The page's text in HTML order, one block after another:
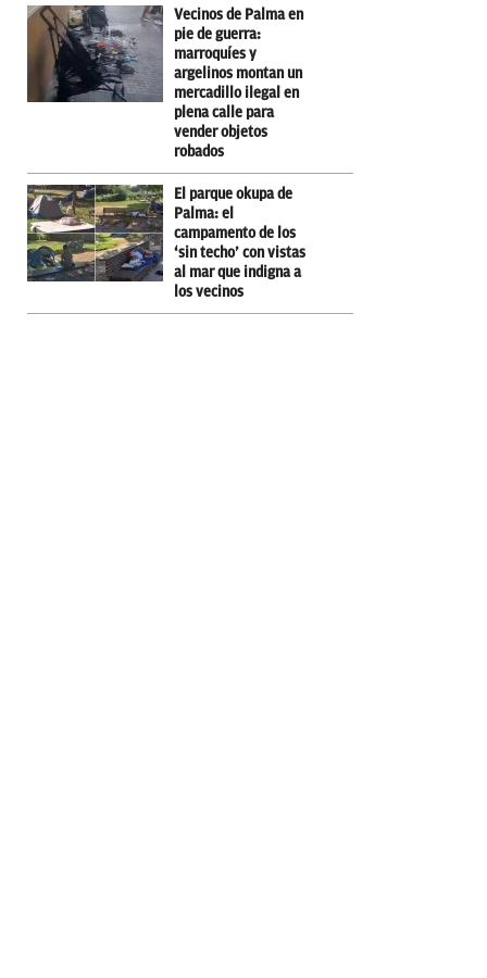
Vecinos de Palma en
pie de guerra:
marroquíes y
argelinos montan un
mercadillo ilegal en
plena calle para
vender objetos
robados
El parque okupa de
Palma: el
campamento de los
‘sin techo’ con vistas
al mar que indigna a
los vecinos